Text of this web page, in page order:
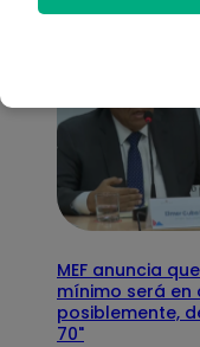
MEF anuncia
mínimo será en
posiblemente,
70"